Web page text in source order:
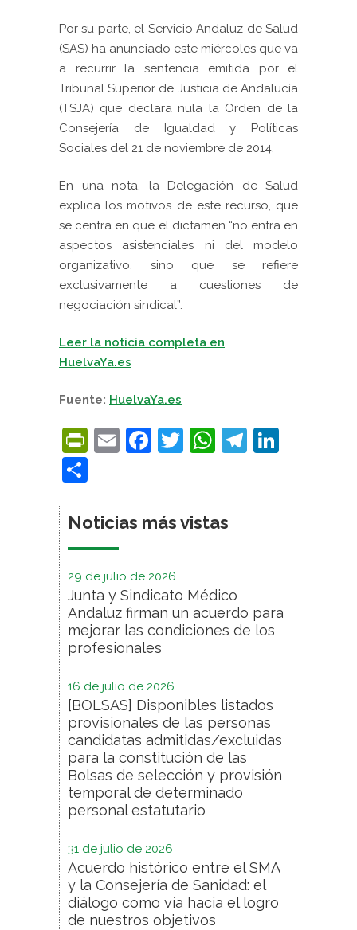
Por su parte, el Servicio Andaluz de Salud
(SAS) ha anunciado este miércoles que va
a recurrir la sentencia emitida por el
Tribunal Superior de Justicia de Andalucía
(TSJA) que declara nula la Orden de la
Consejería de Igualdad y Políticas
Sociales del 21 de noviembre de 2014.
En una nota, la Delegación de Salud
explica los motivos de este recurso, que
se centra en que el dictamen “no entra en
aspectos asistenciales ni del modelo
organizativo, sino que se refiere
exclusivamente a cuestiones de
negociación sindical”.
Leer la noticia completa en
HuelvaYa.es
Fuente: HuelvaYa.es
PrintFriendly
EmailFacebook
Twitter
WhatsApp
Noticias más vistas
29 de julio de 2026
Junta y Sindicato Médico
Andaluz firman un acuerdo para
mejorar las condiciones de los
profesionales
16 de julio de 2026
[BOLSAS] Disponibles listados
provisionales de las personas
candidatas admitidas/excluidas
para la constitución de las
Bolsas de selección y provisión
temporal de determinado
personal estatutario
31 de julio de 2026
Acuerdo histórico entre el SMA
y la Consejería de Sanidad: el
diálogo como vía hacia el logro
de nuestros objetivos